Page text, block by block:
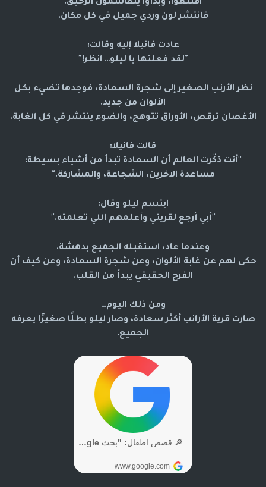
اقتنعوا، وبدأوا يتقاسمون الرحيق.
فانتشر لون وردي جميل في كل مكان.
عادت فانيلا إليه وقالت:
"لقد فعلتها يا ليلو… انظر!"
نظر الأرنب الصغير إلى شجرة السعادة، فوجدها تضيء بكل
الألوان من جديد.
الأغصان ترقص، الأوراق تتوهج، والضوء ينتشر في كل الغابة.
قالت فانيلا:
"أنت ذكّرت العالم أن السعادة تبدأ من أشياء بسيطة:
مساعدة الآخرين، الشجاعة، والمشاركة."
ابتسم ليلو وقال:
"أبي أرجع لقريتي وأعلمهم اللي تعلمته."
وعندما عاد، استقبله الجميع بدهشة.
حكى لهم عن غابة الألوان، وعن شجرة السعادة، وعن كيف أن
الفرح الحقيقي يبدأ من القلب.
ومن ذلك اليوم…
صارت قرية الأرانب أكثر سعادة، وصار ليلو بطلًا صغيرًا يعرفه
الجميع.